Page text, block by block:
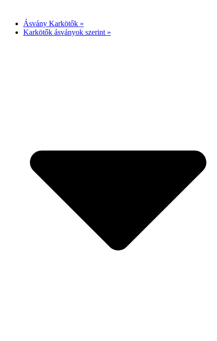
Ásvány Karkötők »
Karkötők ásványok szerint »